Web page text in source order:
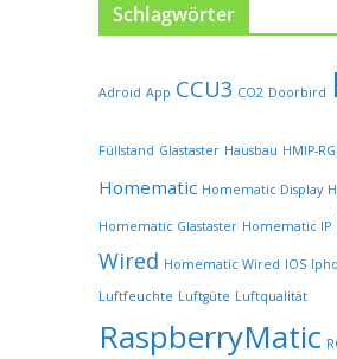
e
t
e
w
h
l
w
e
Schlagwörter
Adroid App CCU3 CO2 Doorbird
Füllstand Glastaster Hausbau HMIP-
Homematic Homematic Display
Homematic Glastaster Homematic IP
Wired Homematic Wired IOS
Luftfeuchte Luftgüte Luftqualität
RaspberryMatic